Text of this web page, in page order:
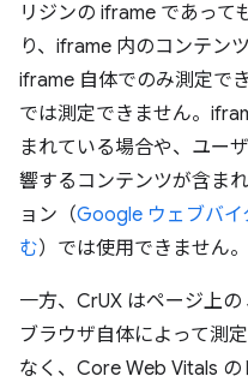
リジンの iframe であって
り、iframe 内のコンテン
iframe 自体でのみ測定で
では測定できません。
まれている場合や、ユー
響するコンテンツが含ま
ョン（Google ウェブバ
む）では使用できません。
一方、CrUX はページ上
ブラウザ自体によって測
なく、Core Web Vitals